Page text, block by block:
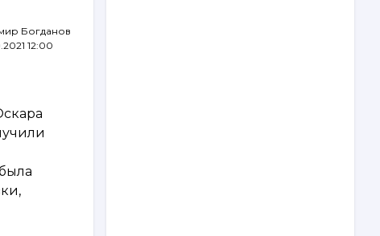
Богданов
12:00